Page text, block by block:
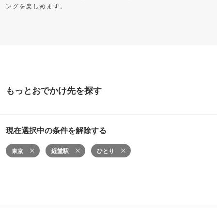
ングを楽しめます。
もっとおでかけ先を探す
現在選択中の条件を解除する
東京 経堂駅 ひとり